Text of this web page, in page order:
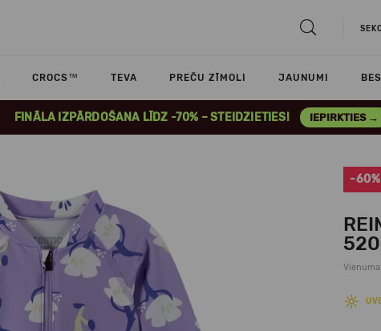
CROCS™ TEVA PREČU ZĪMOLI JAUNUMI
FINĀLA IZPĀRDOŠANA LĪDZ -70% – STEIDZIETIES! IEPIRKTIES →
-60%